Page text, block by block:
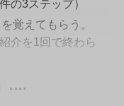
の3ステップ）
覚えてもらう。
介を1回で終わら